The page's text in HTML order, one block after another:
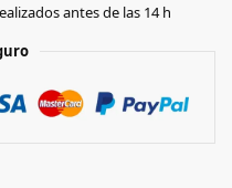
antes de las 14 h